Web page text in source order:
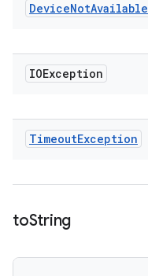
DeviceNotAvailable
IOException
TimeoutException
toString